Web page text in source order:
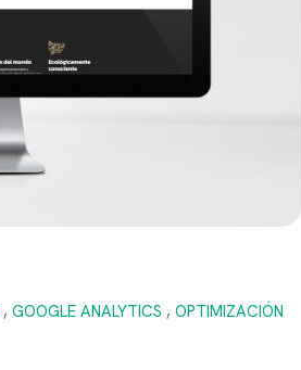
, GOOGLE ANALYTICS , OPTIMIZACIÓN